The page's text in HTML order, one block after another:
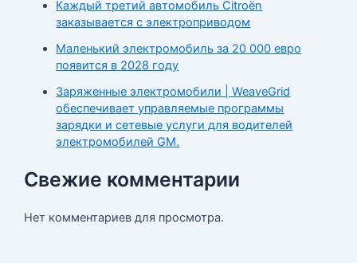
Каждый третий автомобиль Citroën
заказывается с электроприводом
Маленький электромобиль за 20 000 евро
появится в 2028 году
Заряженные электромобили | WeaveGrid
обеспечивает управляемые программы
зарядки и сетевые услуги для водителей
электромобилей GM.
Свежие комментарии
Нет комментариев для просмотра.